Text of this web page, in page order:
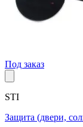
Под заказ
STI
Защита (двери,